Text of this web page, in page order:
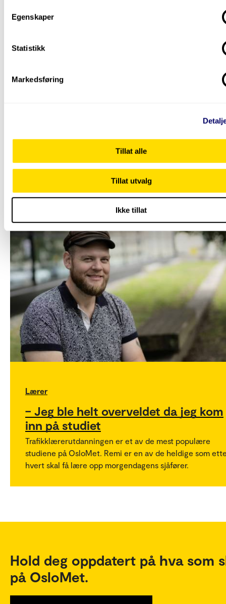
Egenskaper
Statistikk
Markedsføring
Tillat alle
Tillat utvalg
Ikke tillat
– I dette studiet lærer studentene å legge til rette for
Lærer
– Jeg ble helt overveldet da jeg kom
inn på studiet
Trafikklærerutdanningen er et av de mest populære
studiene på OsloMet. Remi er en av de heldige som
hvert skal få lære opp morgendagens sjåfører.
Hold deg oppdatert på hva som
på OsloMet.